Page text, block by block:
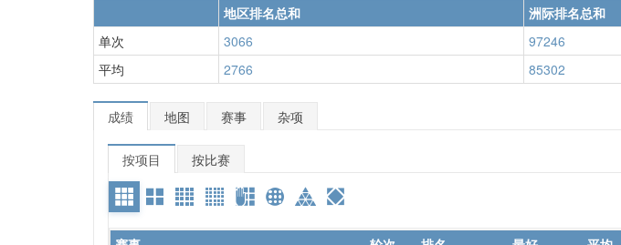
地区排名总和 洲际排名总和
单次
3066 97246
平均
2766 85302
成绩 地图 赛事 杂项
按项目 按比赛